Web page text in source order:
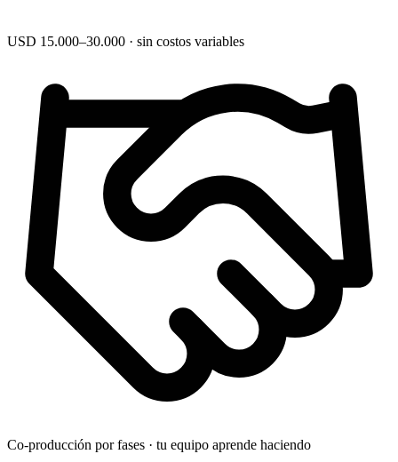
USD 15.000–30.000 · sin costos variables
Co-producción por fases · tu equipo aprende haciendo